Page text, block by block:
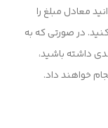
معادل مبلغ را
در صورتی که به
داشته باشید،
خواهند داد.